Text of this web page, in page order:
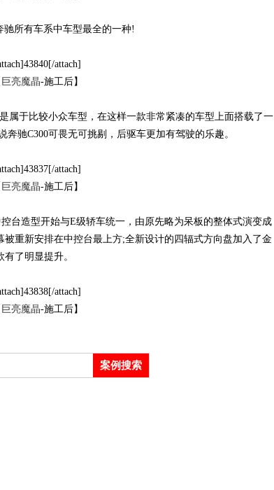
所有车系中车型最全的一种!
attach]
巨亮魔晶-施工后】
于比较小众车型，在这样一款非常紧凑的车型上面搭载了一
驰C300可畏无可挑剔，后驱车更加有驾驶的乐趣。
attach]
巨亮魔晶-施工后】
造型开始与E级轿车统一，由原先略为呆板的整体式演变成
重新安排在中控台最上方;全新设计的四辐式方向盘加入了金
了明显提升。
attach]
巨亮魔晶-施工后】
案例搜索